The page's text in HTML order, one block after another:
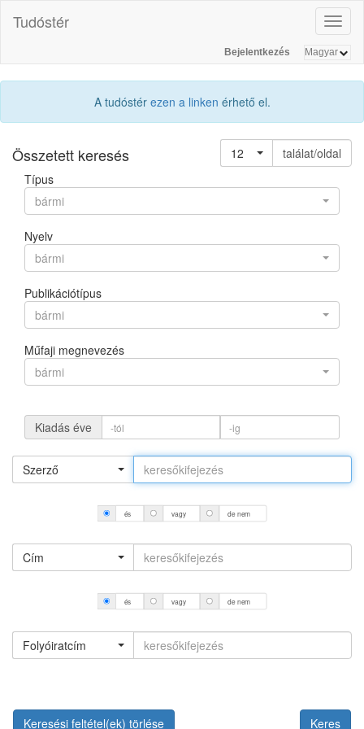
Tudóstér
Bejelentkezés
A tudóstér ezen a linken érhető el.
Összetett keresés 12
találat/oldal
Típus
bármi
Nyelv
bármi
Publikációtípus
bármi
Műfaji megnevezés
bármi
Kiadás éve
Szerző
és vagy de nem
Cím
és vagy de nem
Folyóiratcím
Keresési feltétel(ek) törlése